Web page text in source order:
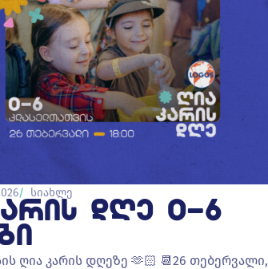
სიახლე
ᲓᲦᲔ 0-6
ღია კარის დღეზე 🫶🏻 📆26 თებერვალი,